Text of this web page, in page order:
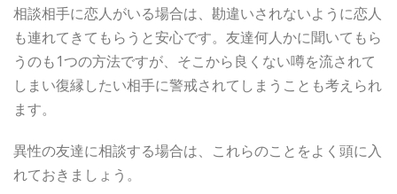
相談相手に恋人がいる場合は、勘違いされないように恋人
も連れてきてもらうと安心です。友達何人かに聞いてもら
うのも1つの方法ですが、そこから良くない噂を流されて
しまい復縁したい相手に警戒されてしまうことも考えられ
ます。
異性の友達に相談する場合は、これらのことをよく頭に入
れておきましょう。